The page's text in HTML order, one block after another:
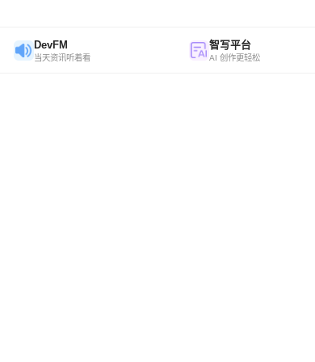
DevFM
当天资讯听着看
智写平台
AI 创作更轻松